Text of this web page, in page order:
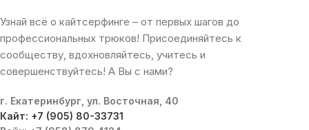
Узнай всё о кайтсерфинге – от первых шагов до
профессиональных трюков! Присоединяйтесь к
сообществу, вдохновляйтесь, учитесь и
совершенствуйтесь! А Вы с нами?
г. Екатеринбург, ул. Восточная, 40
Кайт: +7 (905) 80-33731